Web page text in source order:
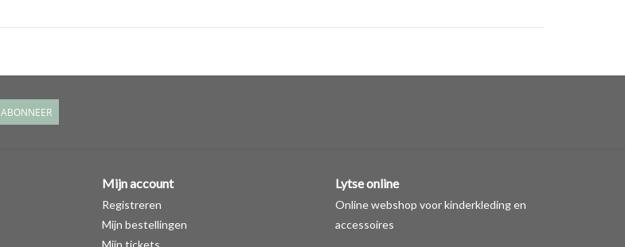
ABONNEER
Mijn account
Registreren
Mijn bestellingen
Mijn tickets
Lytse online
Online webshop voor kinderkleding en
accessoires